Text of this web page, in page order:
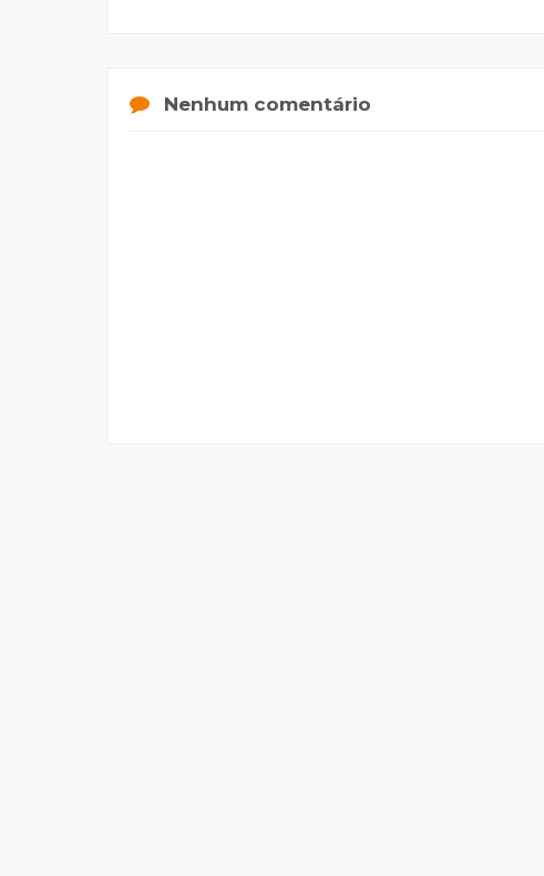
Nenhum comentário